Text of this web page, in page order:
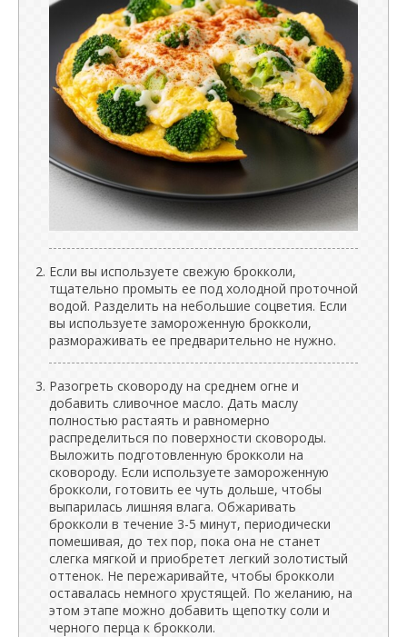
Если вы используете свежую брокколи,
тщательно промыть ее под холодной проточной
водой. Разделить на небольшие соцветия. Если
вы используете замороженную брокколи,
размораживать ее предварительно не нужно.
Разогреть сковороду на среднем огне и
добавить сливочное масло. Дать маслу
полностью растаять и равномерно
распределиться по поверхности сковороды.
Выложить подготовленную брокколи на
сковороду. Если используете замороженную
брокколи, готовить ее чуть дольше, чтобы
выпарилась лишняя влага. Обжаривать
брокколи в течение 3-5 минут, периодически
помешивая, до тех пор, пока она не станет
слегка мягкой и приобретет легкий золотистый
оттенок. Не пережаривайте, чтобы брокколи
оставалась немного хрустящей. По желанию, на
этом этапе можно добавить щепотку соли и
черного перца к брокколи.